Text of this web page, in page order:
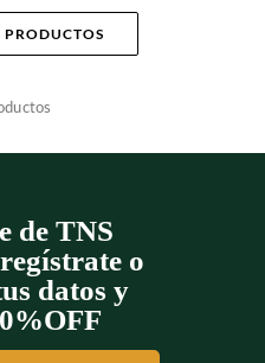
+
de TNS
o
datos y